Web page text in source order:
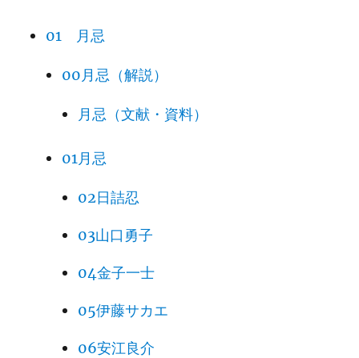
01 月忌
00月忌（解説）
月忌（文献・資料）
01月忌
02日詰忍
03山口勇子
04金子一士
05伊藤サカエ
06安江良介